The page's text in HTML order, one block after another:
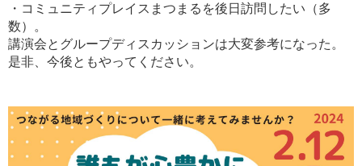
・コミュニティプレイスまつまるを後日訪問したい（多
数）。
講演会とグループディスカッションは大変参考になった。
是非、今後ともやってください。